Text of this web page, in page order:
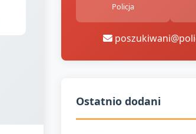
Policja
Ostatnio dodani